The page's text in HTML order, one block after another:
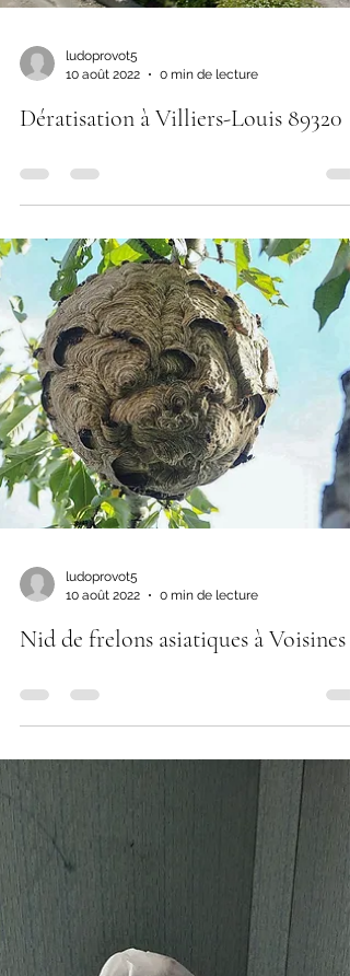
ludoprovot5
Dératisation à Villiers-Louis 89320
Nid de frelons asiatiques à Voisines